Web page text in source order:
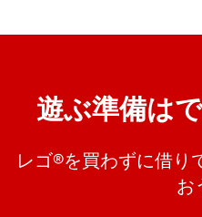
遊ぶ準備は
レゴ®を買わずに借り
お